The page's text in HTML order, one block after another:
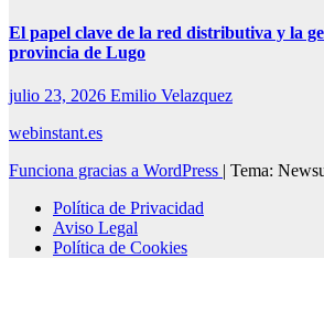
El papel clave de la red distributiva y la
provincia de Lugo
julio 23, 2026 Emilio Velazquez
webinstant.es
Funciona gracias a WordPress | Tema:
Política de Privacidad
Aviso Legal
Política de Cookies